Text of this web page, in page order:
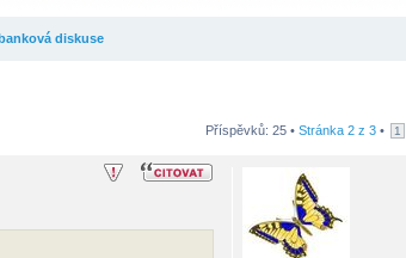
diskuse
Příspěvků: 25 • Stránka 2 z 3 • 1